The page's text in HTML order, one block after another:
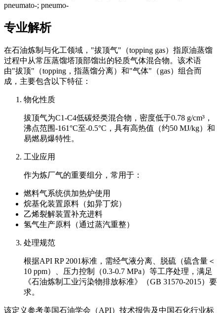
pneumato-; pneumo-
专业解析
在石油炼制与化工领域，"拔顶气"（topping gas）指原油蒸馏
过程中从常压蒸馏塔顶部馏出的轻质气体混合物。该术语
由"拔顶"（topping，指蒸馏分离）和"气体"（gas）组合而
成，主要包含以下特征：
物化性质
拔顶气为C1-C4低碳烃类混合物，密度低于0.78 g/cm³，
沸点范围-161°C至-0.5°C，具有高热值（约50 MJ/kg）和
易燃易爆特性。
工业应用
作为炼厂气的重要组分，常用于：
燃料气系统供加热炉使用
烷基化装置原料（如异丁烷）
乙烯裂解装置补充进料
氢气生产原料（通过蒸汽重整）
处理规范
根据API RP 2001标准，需经气液分离、脱硫（硫含量＜
10 ppm）、压力控制（0.3-0.7 MPa）等工序处理，满足
《石油炼制工业污染物排放标准》（GB 31570-2015）要
求。
该定义参考美国石油学会（API）技术报告及中国石化行业标